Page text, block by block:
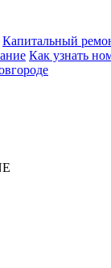
Капитальный
Как узнать